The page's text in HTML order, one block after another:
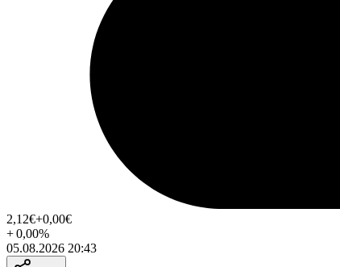
2,12€+0,00€
+0,00%
05.08.2026 20:43